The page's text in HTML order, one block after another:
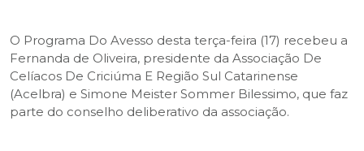
O Programa Do Avesso desta terça-feira (17) recebeu a
Fernanda de Oliveira, presidente da Associação De
Celíacos De Criciúma E Região Sul Catarinense
(Acelbra) e Simone Meister Sommer Bilessimo, que faz
parte do conselho deliberativo da associação.